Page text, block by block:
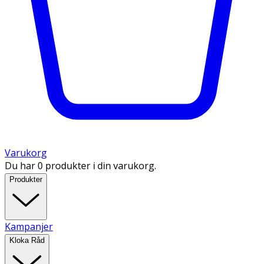
Varukorg
Du har 0 produkter i din varukorg.
Produkter
Kampanjer
Kloka Råd